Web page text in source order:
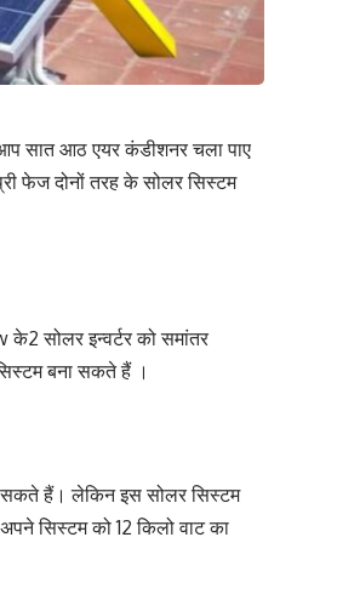
सात आठ एयर कंडीशनर चला पाए
फेज दोनों तरह के सोलर सिस्टम
के2 सोलर इन्वर्टर को समांतर
बना सकते हैं ।
सकते हैं। लेकिन इस सोलर सिस्टम
सिस्टम को 12 किलो वाट का